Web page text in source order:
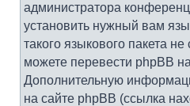
администратора
установить нужный вам
такого языкового пакета
можете перевести phpBB
Дополнительную
на сайте phpBB (ссылка